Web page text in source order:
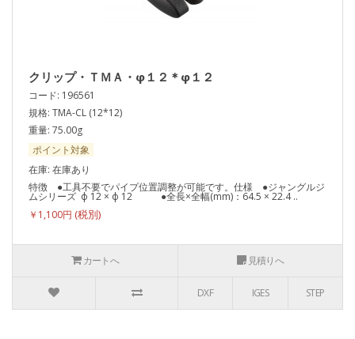
クリップ・ＴＭＡ・φ１２＊φ１２
コード: 196561
規格: TMA-CL (12*12)
重量: 75.00g
ポイント対象
在庫: 在庫あり
特徴 ●工具不要でパイプ位置調整が可能です。仕様 ●ジャングルジ
ムシリーズ ф 12 × ф 12 ●全長×全幅(mm)：64.5 × 22.4 ..
￥1,100円
カートへ 見積りへ
DXF IGES STEP